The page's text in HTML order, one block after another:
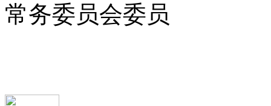
常务委员会委员